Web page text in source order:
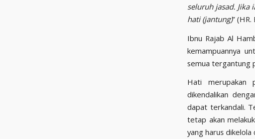
seluruh jasad. Jika
hati (jantung)”
Ibnu Rajab Al
kemampuannya
semua tergantung
Hati merupakan
dikendalikan
dapat terkandali.
tetap akan
yang harus